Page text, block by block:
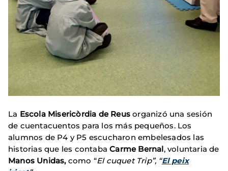
La Escola Misericòrdia de Reus organizó una sesión
de cuentacuentos para los más pequeños. Los
alumnos de P4 y P5 escucharon embelesados las
historias que les contabaCarme Bernal, voluntaria de
Manos Unidas,como “El cuquet Trip”, “El peix